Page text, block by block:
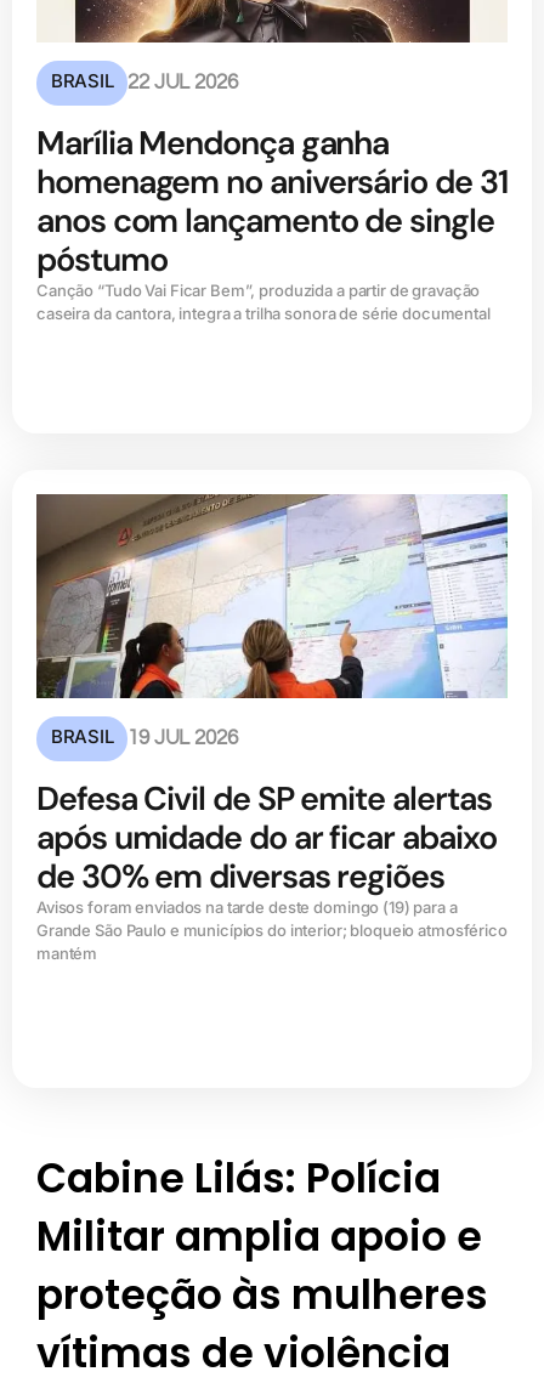
BRASIL 22 JUL 2026
Marília Mendonça ganha
homenagem no aniversário de 31
anos com lançamento de single
póstumo
Canção “Tudo Vai Ficar Bem”, produzida a partir de gravação
caseira da cantora, integra a trilha sonora de série documental
BRASIL 19 JUL 2026
Defesa Civil de SP emite alertas
após umidade do ar ficar abaixo
de 30% em diversas regiões
Avisos foram enviados na tarde deste domingo (19) para a
Grande São Paulo e municípios do interior; bloqueio atmosférico
mantém
Cabine Lilás: Polícia
Militar amplia apoio e
proteção às mulheres
vítimas de violência